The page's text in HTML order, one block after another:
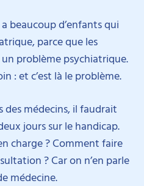
beaucoup d’enfants qui
parce que les
problème psychiatrique.
: et c’est là le problème.
des médecins, il faudrait
jours sur le handicap.
charge ? Comment faire
? Car on n’en parle
médecine.